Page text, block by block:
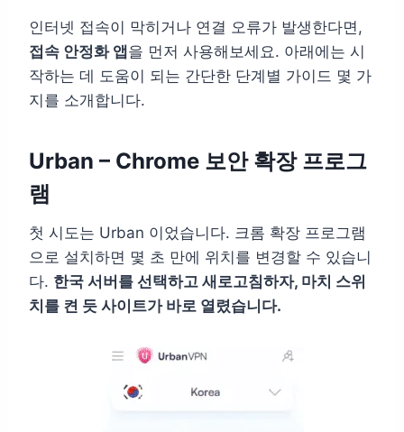
인터넷 접속이 막히거나 연결 오류가 발생한다면,
접속 안정화 앱을 먼저 사용해보세요. 아래에는 시
작하는 데 도움이 되는 간단한 단계별 가이드 몇 가
지를 소개합니다.
Urban – Chrome 보안 확장 프로그
램
첫 시도는 Urban 이었습니다. 크롬 확장 프로그램
으로 설치하면 몇 초 만에 위치를 변경할 수 있습니
다. 한국 서버를 선택하고 새로고침하자, 마치 스위
치를 켠 듯 사이트가 바로 열렸습니다.